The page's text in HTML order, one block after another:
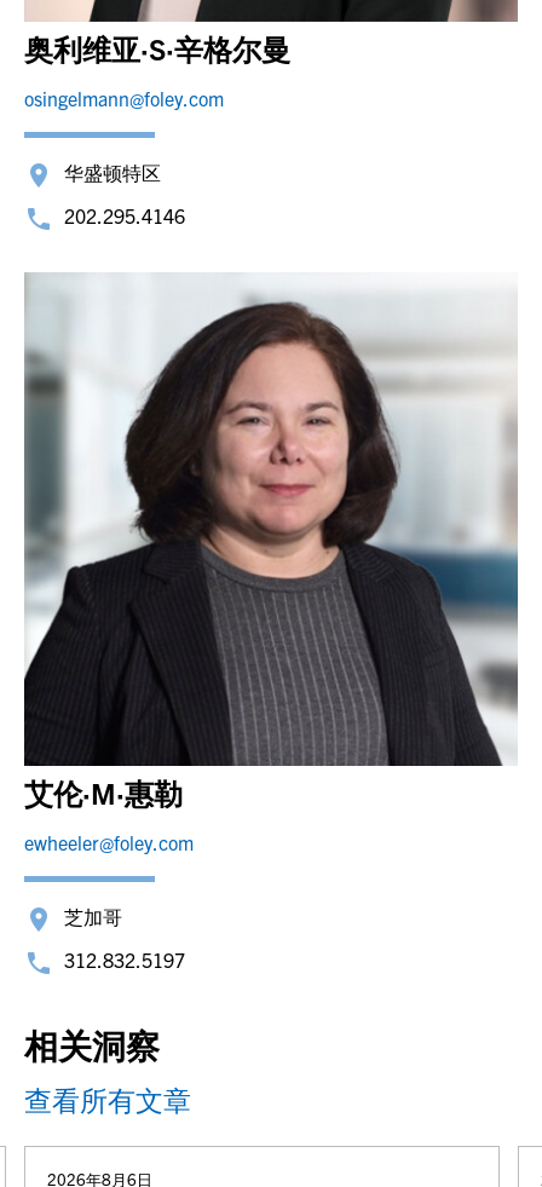
奥利维亚·S·辛格尔曼
osingelmann@foley.com
华盛顿特区
202.295.4146
艾伦·M·惠勒
ewheeler@foley.com
芝加哥
312.832.5197
相关洞察
查看所有文章
2026年8月6日